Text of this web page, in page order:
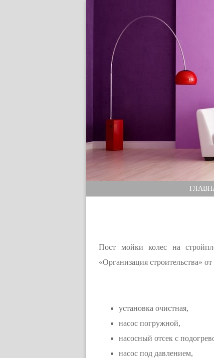
Пост мойки колес на
«Организация строительства»
установка очистная,
насос погружной,
насосный отсек с
насос под давлением,